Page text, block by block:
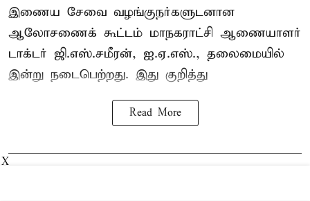
இணைய சேவை வழங்குநர்களுடனான
ஆலோசணைக் கூட்டம் மாநகராட்சி ஆணையாளர்
டாக்டர் ஜி.எஸ்.சமீரன், ஐ.ஏ.எஸ்., தலைமையில்
இன்று நடைபெற்றது. இது குறித்து
Read More
X